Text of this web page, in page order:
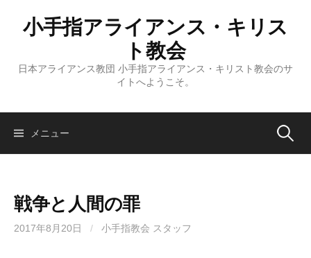
ス
小手指アライアンス・キリス
ト教会
日本アライアンス教団 小手指アライアンス・キリスト教会のサ
イトへようこそ。
メニュー 検
戦争と人間の罪
2017年8月20日 / 小手指教会 スタッフ